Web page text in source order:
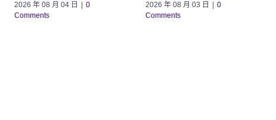
2026 年 08 月 04 日
0
Comments
2026 年 08 月 03 日
0
Comments